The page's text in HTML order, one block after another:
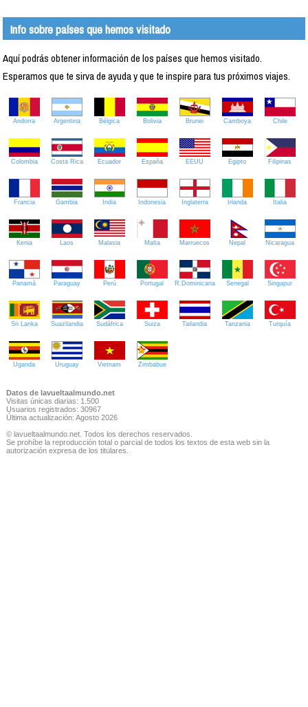
Info sobre países que hemos visitado
Aquí podrás obtener información de los países que hemos visitado.
Esperamos que te sirva de ayuda y que te inspire para tus próximos viajes.
Andorra Argentina Bélgica Bolivia Brunei Camboya Chile
Colombia Costa Rica Ecuador España EEUU Egipto Filipinas
Francia Gambia India Indonesia Inglaterra Irlanda Italia
Kenia Laos Malasia Malta Marruecos Nepal Nicaragua
Panamá Paraguay Perú Portugal R.Dominicana Senegal Singapur
Sri Lanka Suazilandia Sudáfrica Suiza Tailandia Tanzania Turquía
Uganda Uruguay Vietnam Zimbabue
Datos de lavueltaalmundo.net
Visitas únicas diarias: 1.500
Usuarios registrados: 30967
Última actualización: Agosto 2026
© lavueltaalmundo.net. Todos los derechos reservados.
Se prohíbe la reproducción total o parcial de todos los textos de esta web sin la
autorización expresa de los titulares.